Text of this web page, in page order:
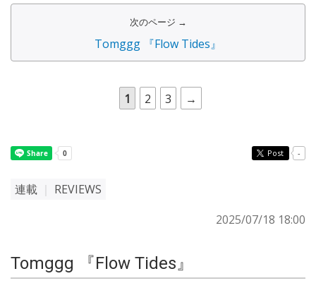
次のページ →
Tomggg 『Flow Tides』
1 2 3 →
Post -
連載
REVIEWS
2025/07/18 18:00
Tomggg 『Flow Tides』